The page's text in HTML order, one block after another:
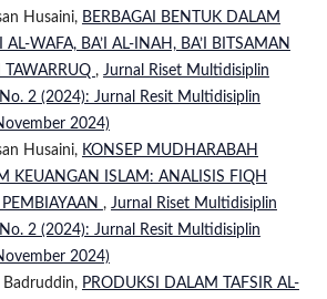
Husaini, BERBAGAI BENTUK DALAM
AL-WAFA, BA’I AL-INAH, BA’I BITSAMAN
TAWARRUQ , Jurnal Riset Multidisiplin
2 (2024): Jurnal Resit Multidisiplin
2024)
Husaini, KONSEP MUDHARABAH
KEUANGAN ISLAM: ANALISIS FIQH
, Jurnal Riset Multidisiplin
2 (2024): Jurnal Resit Multidisiplin
2024)
Badruddin, PRODUKSI DALAM TAFSIR AL-